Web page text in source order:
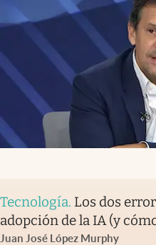
Tecnología. Los dos
adopción de la IA (y
Juan José López Murphy